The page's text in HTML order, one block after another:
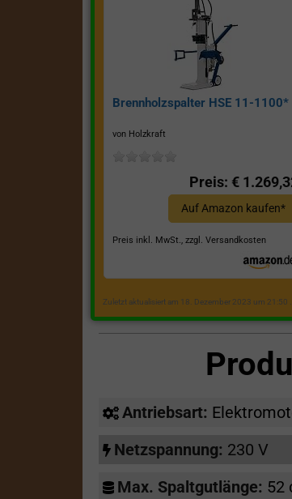
Brennholzspalter HSE 11-1100*
von Holzkraft
Preis: €
Auf Amazon kaufen*
Preis inkl. MwSt., zzgl. Versandkosten
Zuletzt aktualisiert am 18. Dezember 2023 um 21:50
Antriebsart:
Netzspannung: 230 V
Max. Spaltgutlänge: 52